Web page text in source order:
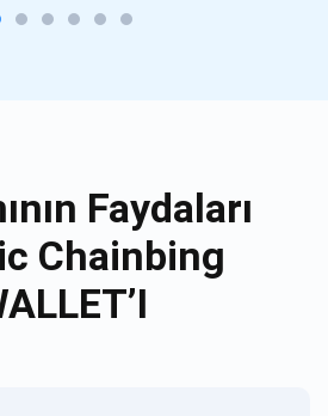
Faydaları
Chainbing